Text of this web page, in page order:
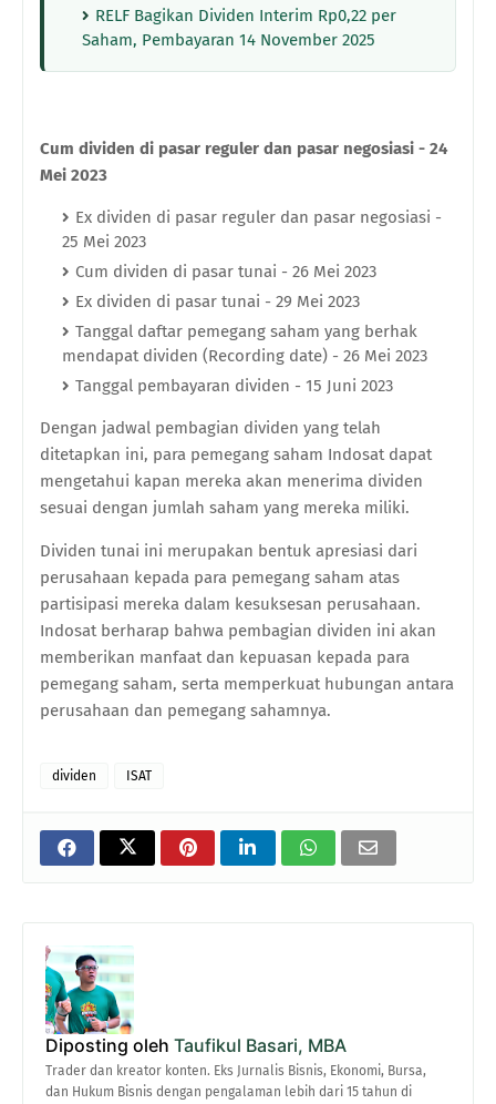
RELF Bagikan Dividen Interim Rp0,22 per
Saham, Pembayaran 14 November 2025
Cum dividen di pasar reguler dan pasar negosiasi - 24
Mei 2023
Ex dividen di pasar reguler dan pasar negosiasi -
25 Mei 2023
Cum dividen di pasar tunai - 26 Mei 2023
Ex dividen di pasar tunai - 29 Mei 2023
Tanggal daftar pemegang saham yang berhak
mendapat dividen (Recording date) - 26 Mei 2023
Tanggal pembayaran dividen - 15 Juni 2023
Dengan jadwal pembagian dividen yang telah
ditetapkan ini, para pemegang saham Indosat dapat
mengetahui kapan mereka akan menerima dividen
sesuai dengan jumlah saham yang mereka miliki.
Dividen tunai ini merupakan bentuk apresiasi dari
perusahaan kepada para pemegang saham atas
partisipasi mereka dalam kesuksesan perusahaan.
Indosat berharap bahwa pembagian dividen ini akan
memberikan manfaat dan kepuasan kepada para
pemegang saham, serta memperkuat hubungan antara
perusahaan dan pemegang sahamnya.
dividen ISAT
Diposting oleh Taufikul Basari, MBA
Trader dan kreator konten. Eks Jurnalis Bisnis, Ekonomi, Bursa,
dan Hukum Bisnis dengan pengalaman lebih dari 15 tahun di